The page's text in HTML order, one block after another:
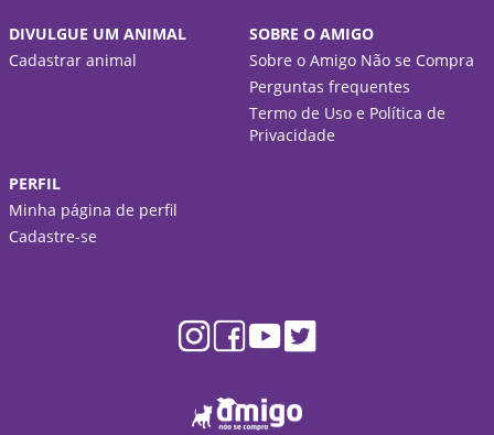
DIVULGUE UM ANIMAL
Cadastrar animal
SOBRE O AMIGO
Sobre o Amigo Não se Compra
Perguntas frequentes
Termo de Uso e Política de
Privacidade
PERFIL
Minha página de perfil
Cadastre-se